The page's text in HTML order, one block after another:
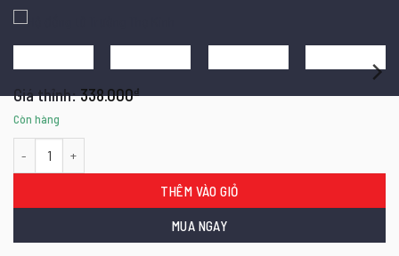
338.000₫
Còn hàng
THÊM VÀO GIỎ
MUA NGAY